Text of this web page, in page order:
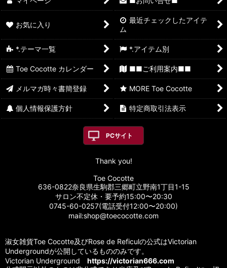
お気に入り
最近チェックしたアイテ
ム
*.テーマ一覧 *.アイテム別
Toe Cocotte カレンダー ■■ご利用案内■■
メルマガ時々書簡登録 MORE Toe Cocotte
個人情報保護方針 特定商取引法表示
PCサイト
Thank you!
Toe Cocotte
636-0822奈良県生駒郡三郷町立野南1丁目1-15
サロン不定休・要予約15:00〜20:30
0745-60-0257(電話受付12:00〜20:00)
mail:shop@toecocotte.com
淑女雑貨Toe Cocotte及びRose de Reficulの公式はVictorian
Undergroundが公開しているもののみです。
Victorian Underground https://victorian666.com